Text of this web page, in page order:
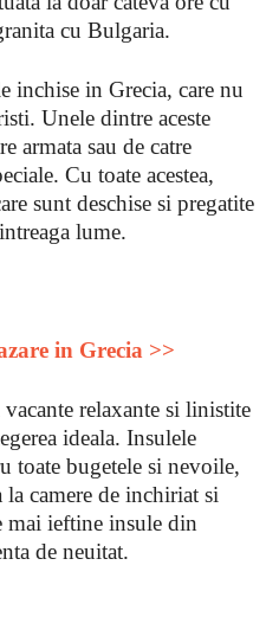
cu Bulgaria.
inchise in Grecia, care nu
Unele dintre aceste
armata sau de catre
Cu toate acestea,
sunt deschise si pregatite
lume.
in Grecia >>
relaxante si linistite
ideala. Insulele
toate bugetele si nevoile,
camere de inchiriat si
mai ieftine insule din
de neuitat.